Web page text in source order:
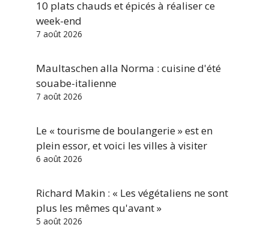
10 plats chauds et épicés à réaliser ce
week-end
7 août 2026
Maultaschen alla Norma : cuisine d'été
souabe-italienne
7 août 2026
Le « tourisme de boulangerie » est en
plein essor, et voici les villes à visiter
6 août 2026
Richard Makin : « Les végétaliens ne sont
plus les mêmes qu'avant »
5 août 2026